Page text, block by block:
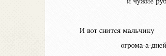
и чужие
И вот снится мальчику
огрома-а-